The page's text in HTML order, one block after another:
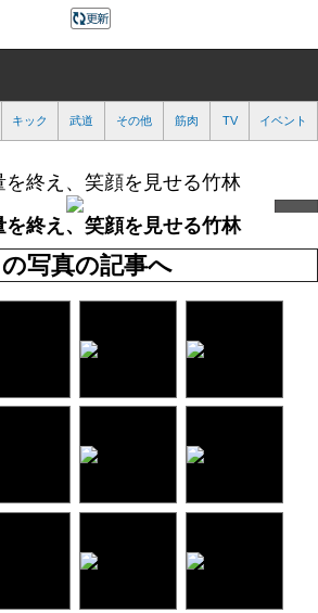
キック 武道 その他 筋肉 TV イベント
を終え、笑顔を見せる竹林
を終え、笑顔を見せる竹林
写真の記事へ